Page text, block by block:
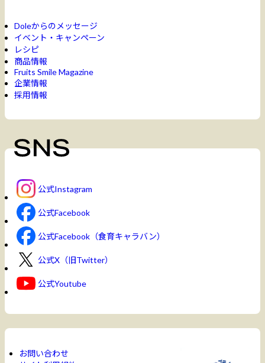
Doleからのメッセージ
イベント・キャンペーン
レシピ
商品情報
Fruits Smile Magazine
企業情報
採用情報
公式Instagram
公式Facebook
公式Facebook（食育キャラバン）
公式X（旧Twitter）
公式Youtube
お問い合わせ